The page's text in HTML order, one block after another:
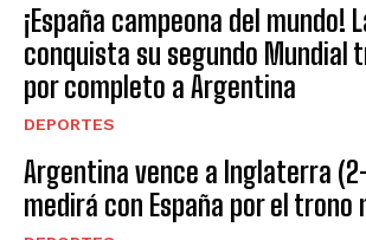
¡España campeona del mundo!
conquista su segundo Mundial
por completo a Argentina
DEPORTES
Argentina vence a Inglaterra
medirá con España por el trono